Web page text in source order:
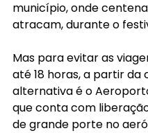
município, onde
atracam, durante o
Mas para evitar as
até 18 horas, a partir da
alternativa é o
que conta com
de grande porte no